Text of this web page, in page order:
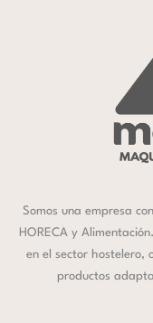
Somos una empresa
HORECA y
en el sector hostelero,
productos